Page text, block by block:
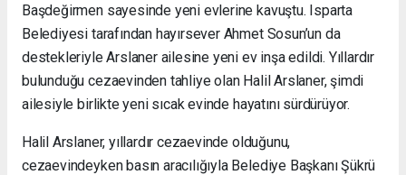
Başdeğirmen sayesinde yeni evlerine kavuştu. Isparta
Belediyesi tarafından hayırsever Ahmet Sosun’un da
destekleriyle Arslaner ailesine yeni ev inşa edildi. Yıllardır
bulunduğu cezaevinden tahliye olan Halil Arslaner, şimdi
ailesiyle birlikte yeni sıcak evinde hayatını sürdürüyor.
Halil Arslaner, yıllardır cezaevinde olduğunu,
cezaevindeyken basın aracılığıyla Belediye Başkanı Şükrü